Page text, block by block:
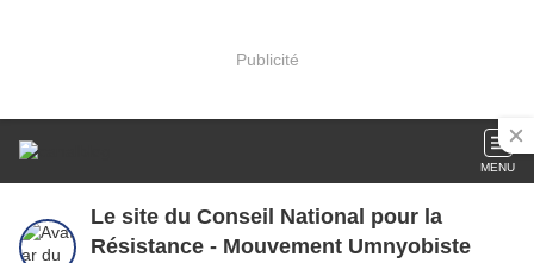
Publicité
MENU
Le site du Conseil National pour la
Résistance - Mouvement Umnyobiste